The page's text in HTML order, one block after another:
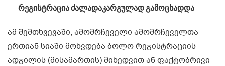
რეგისტრაცია ძალადაკარგულად გამოცხადდა
ამ შემთხვევაში, ამომრჩეველი ამომრჩეველთა
ერთიან სიაში მოხვდება ბოლო რეგისტრაციის
ადგილის (მისამართის) მიხედვით ან ფაქტობრივი